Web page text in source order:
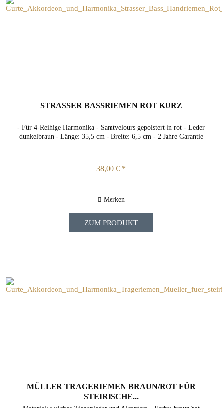
STRASSER BASSRIEMEN ROT KURZ
- Für 4-Reihige Harmonika - Samtvelours gepolstert in rot - Leder
dunkelbraun - Länge: 35,5 cm - Breite: 6,5 cm - 2 Jahre Garantie
38,00 € *
Merken
ZUM PRODUKT
MÜLLER TRAGERIEMEN BRAUN/ROT FÜR
STEIRISCHE...